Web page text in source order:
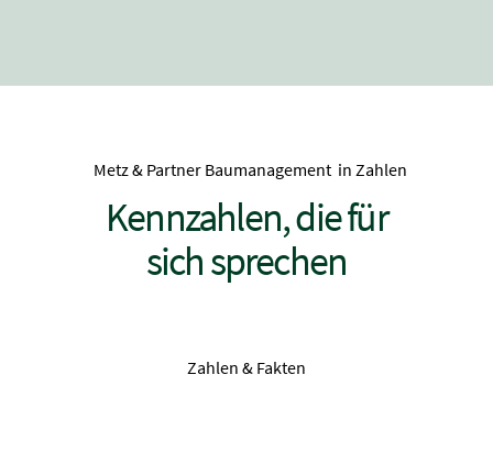
Metz & Partner Baumanagement in Zahlen
Kennzahlen, die für
sich sprechen
Zahlen & Fakten